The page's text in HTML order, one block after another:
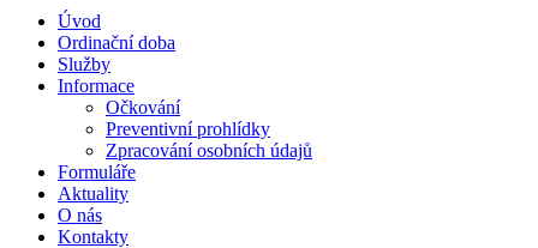
Úvod
Ordinační doba
Služby
Informace
Očkování
Preventivní prohlídky
Zpracování osobních údajů
Formuláře
Aktuality
O nás
Kontakty